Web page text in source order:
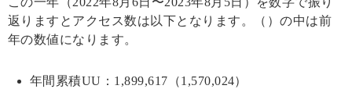
返りますとアクセス数は以下となります。（）の中は前
年の数値になります。
年間累積UU：1,899,617（1,570,024）